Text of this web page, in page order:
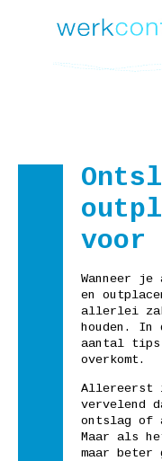
voor
Wanneer je
en
allerlei
houden.
aantal tips
overkomt.
Allereerst
vervelend
ontslag of
Maar als
maar beter